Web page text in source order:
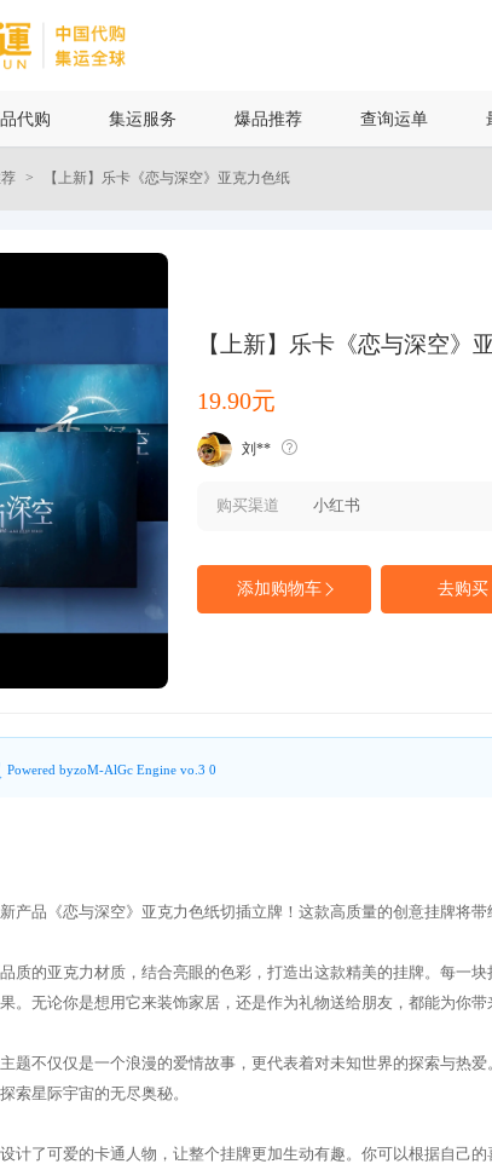
代购 集运服务 爆品推荐 查询运单
【上新】乐卡《恋与深空》亚克力色纸
【上新】乐卡《恋与深空》
19.90元
刘**
购买渠道 小红书
添加购物车 去购买
Powered byzoM-AlGc Engine vo.3 0
产品《恋与深空》亚克力色纸切插立牌！这款高质量的创意挂牌将带
质的亚克力材质，结合亮眼的色彩，打造出这款精美的挂牌。每一
。无论你是想用它来装饰家居，还是作为礼物送给朋友，都能为你带
主题不仅仅是一个浪漫的爱情故事，更代表着对未知世界的探索与热
索星际宇宙的无尽奥秘。
计了可爱的卡通人物，让整个挂牌更加生动有趣。你可以根据自己